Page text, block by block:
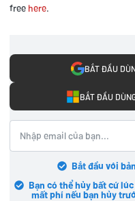
free here.
BẮT ĐẦU
BẮT ĐẦU
Bắt đầu với
Bạn có thể hủy bất cứ
mất phí nếu bạn hủy